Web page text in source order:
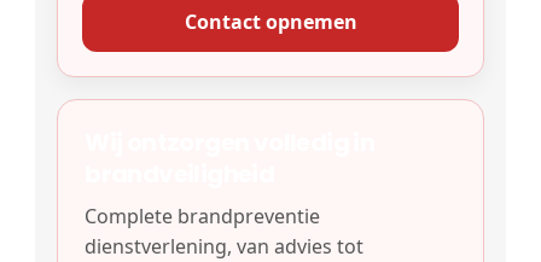
Contact opnemen
Complete brandpreventie
dienstverlening, van advies tot